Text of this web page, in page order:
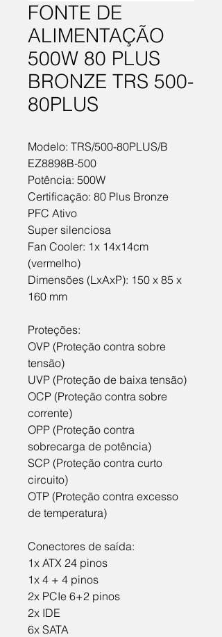
FONTE DE
ALIMENTAÇÃO
500W 80 PLUS
BRONZE TRS 500-
80PLUS
Modelo: TRS/500-80PLUS/B
EZ8898B-500
Potência: 500W
Certificação: 80 Plus Bronze
PFC Ativo
Super silenciosa
Fan Cooler: 1x 14x14cm
(vermelho)
Dimensões (LxAxP): 150 x 85 x
160 mm
Proteções:
OVP (Proteção contra sobre
tensão)
UVP (Proteção de baixa tensão)
OCP (Proteção contra sobre
corrente)
OPP (Proteção contra
sobrecarga de potência)
SCP (Proteção contra curto
circuito)
OTP (Proteção contra excesso
de temperatura)
Conectores de saída:
1x ATX 24 pinos
1x 4 + 4 pinos
2x PCIe 6+2 pinos
2x IDE
6x SATA